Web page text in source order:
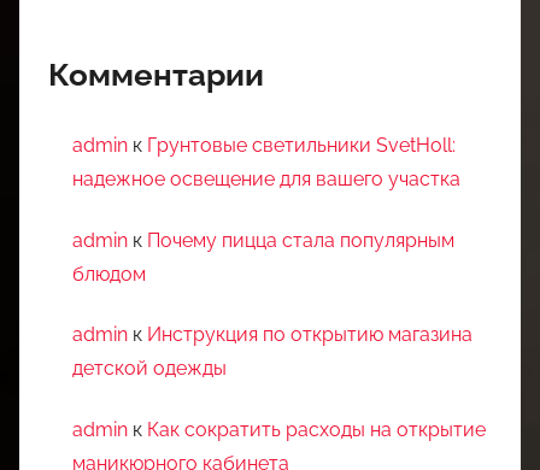
Комментарии
admin к Грунтовые светильники SvetHoll:
надежное освещение для вашего участка
admin к Почему пицца стала популярным
блюдом
admin к Инструкция по открытию магазина
детской одежды
admin к Как сократить расходы на открытие
маникюрного кабинета